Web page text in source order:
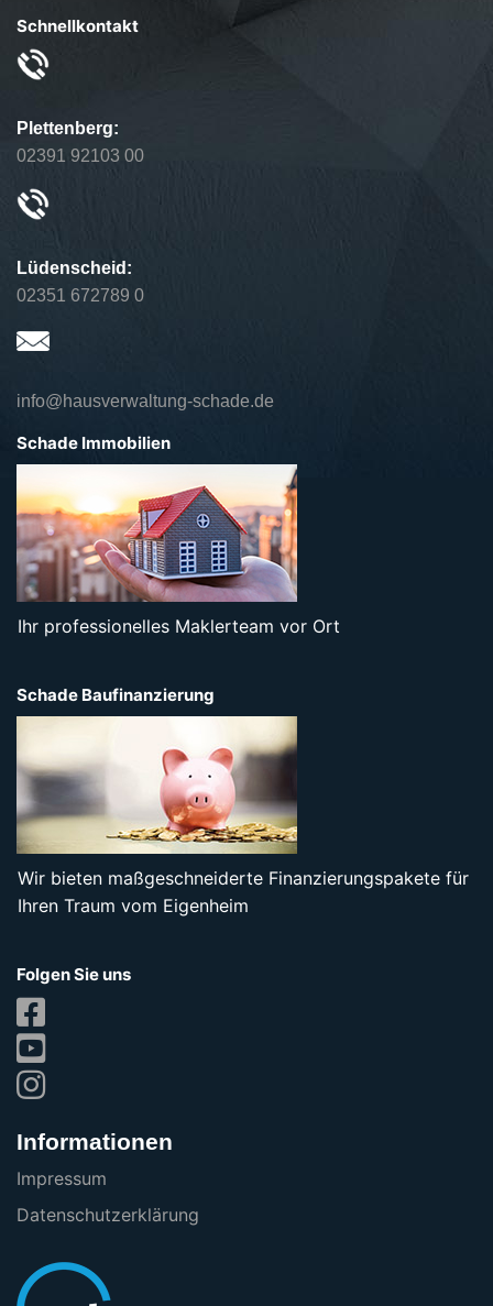
Schnellkontakt
Plettenberg:
02391 92103 00
Lüdenscheid:
02351 672789 0
info@hausverwaltung-schade.de
Schade Immobilien
Ihr professionelles Maklerteam vor Ort
Schade Baufinanzierung
Wir bieten maßgeschneiderte Finanzierungspakete für
Ihren Traum vom Eigenheim
Folgen Sie uns
Informationen
Impressum
Datenschutzerklärung